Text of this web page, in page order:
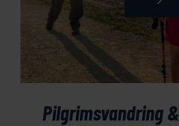
Pilgrimsvandring &